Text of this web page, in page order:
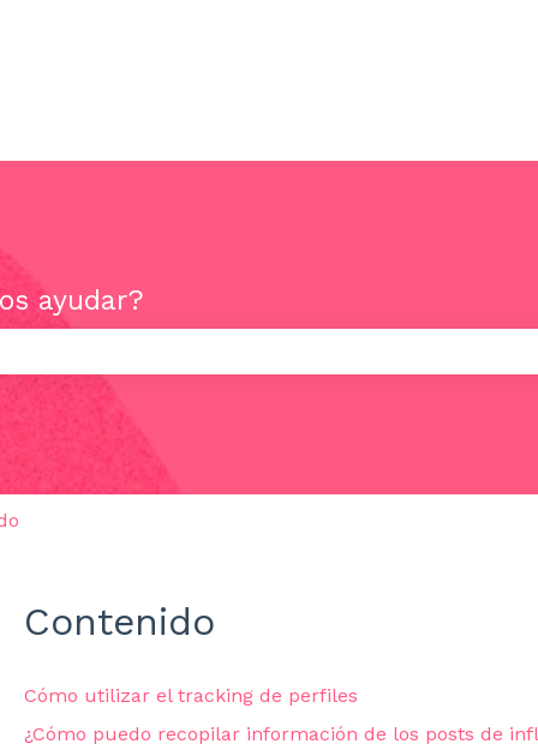
ayudar?
de búsqueda está vacío.
Contenido
Cómo utilizar el tracking de perfiles
¿Cómo puedo recopilar información de los posts de